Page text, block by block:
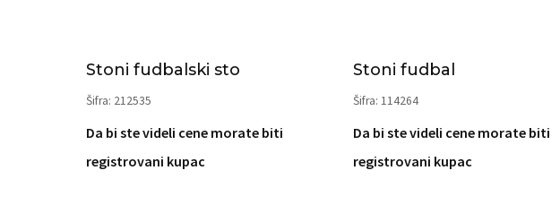
Stoni fudbalski sto
Šifra: 212535
Da bi ste videli cene morate biti
registrovani kupac
Stoni fudbal
Šifra: 114264
Da bi ste videli cene morate biti
registrovani kupac